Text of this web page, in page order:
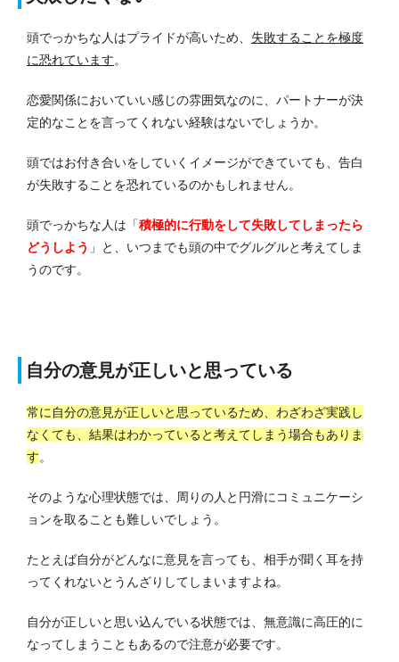
頭でっかちな人はプライドが高いため、 失敗することを極度
に恐れています。
恋愛関係においていい感じの雰囲気なのに、パートナーが決
定的なことを言ってくれない経験はないでしょうか。
頭ではお付き合いをしていくイメージができていても、告白
が失敗することを恐れているのかもしれません。
頭でっかちな人は「積極的に行動をして失敗してしまったら
どうしよう 」と、いつまでも頭の中でグルグルと考えてしま
うのです。
自分の意見が正しいと思っている
常に自分の意見が正しいと思っているため、わざわざ実践し
なくても、結果はわかっていると考えてしまう場合もありま
す。
そのような心理状態では、周りの人と円滑にコミュニケーシ
ョンを取ることも難しいでしょう。
たとえば自分がどんなに意見を言っても、相手が聞く耳を持
ってくれないとうんざりしてしまいますよね。
自分が正しいと思い込んでいる状態では、無意識に高圧的に
なってしまうこともあるので注意が必要です。